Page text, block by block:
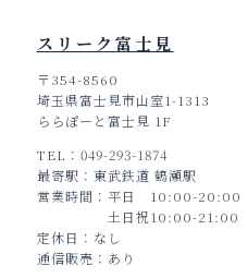
スリーク富士見
〒354-8560
埼玉県富士見市山室1-1313
ららぽーと富士見 1F
TEL
049-293-1874
最寄駅
東武鉄道 鶴瀬駅
営業時間
平日 10:00-20:00
土日祝10:00-21:00
定休日
なし
通信販売
あり